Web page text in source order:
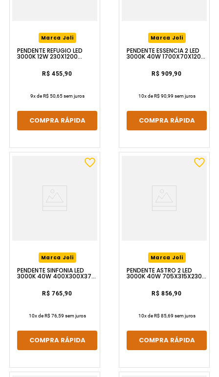
Marca Joli
PENDENTE REFUGIO LED
3000K 12W 230X1200
R$ 455,90
9x deR$ 50,65sem juros
COMPRA RÁPIDA
Marca Joli
PENDENTE ESSENCIA 2 LED
3000K 40W 1700X70X1200
R$ 909,90
10x deR$ 90,99 sem juros
COMPRA RÁPIDA
Marca Joli
PENDENTE SINFONIA LED
3000K 40W 400X300X370
R$ 765,90
10x deR$ 76,59 sem juros
COMPRA RÁPIDA
Marca Joli
PENDENTE ASTRO 2 LED
3000K 40W 705X315X230
R$ 856,90
10x deR$ 85,69 sem juros
COMPRA RÁPIDA